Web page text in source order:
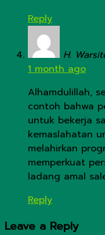
Reply
H.
1 month ago
Alhamdulillah,
contoh bahwa
untuk bekerja
kemaslahatan
melahirkan
memperkuat
ladang amal
Reply
Leave a Reply